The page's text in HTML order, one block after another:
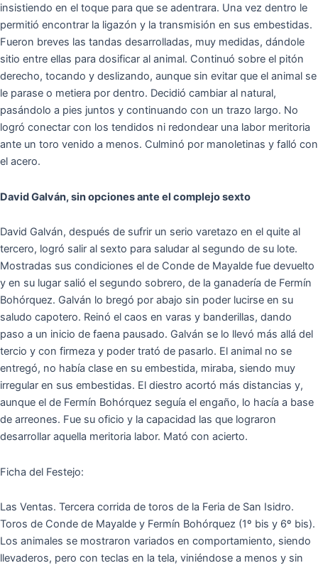
insistiendo en el toque para que se adentrara. Una vez dentro le
permitió encontrar la ligazón y la transmisión en sus embestidas.
Fueron breves las tandas desarrolladas, muy medidas, dándole
sitio entre ellas para dosificar al animal. Continuó sobre el pitón
derecho, tocando y deslizando, aunque sin evitar que el animal se
le parase o metiera por dentro. Decidió cambiar al natural,
pasándolo a pies juntos y continuando con un trazo largo. No
logró conectar con los tendidos ni redondear una labor meritoria
ante un toro venido a menos. Culminó por manoletinas y falló con
el acero.
David Galván, sin opciones ante el complejo sexto
David Galván, después de sufrir un serio varetazo en el quite al
tercero, logró salir al sexto para saludar al segundo de su lote.
Mostradas sus condiciones el de Conde de Mayalde fue devuelto
y en su lugar salió el segundo sobrero, de la ganadería de Fermín
Bohórquez. Galván lo bregó por abajo sin poder lucirse en su
saludo capotero. Reinó el caos en varas y banderillas, dando
paso a un inicio de faena pausado. Galván se lo llevó más allá del
tercio y con firmeza y poder trató de pasarlo. El animal no se
entregó, no había clase en su embestida, miraba, siendo muy
irregular en sus embestidas. El diestro acortó más distancias y,
aunque el de Fermín Bohórquez seguía el engaño, lo hacía a base
de arreones. Fue su oficio y la capacidad las que lograron
desarrollar aquella meritoria labor. Mató con acierto.
Ficha del Festejo:
Las Ventas. Tercera corrida de toros de la Feria de San Isidro.
Toros de Conde de Mayalde y Fermín Bohórquez (1º bis y 6º bis).
Los animales se mostraron variados en comportamiento, siendo
llevaderos, pero con teclas en la tela, viniéndose a menos y sin